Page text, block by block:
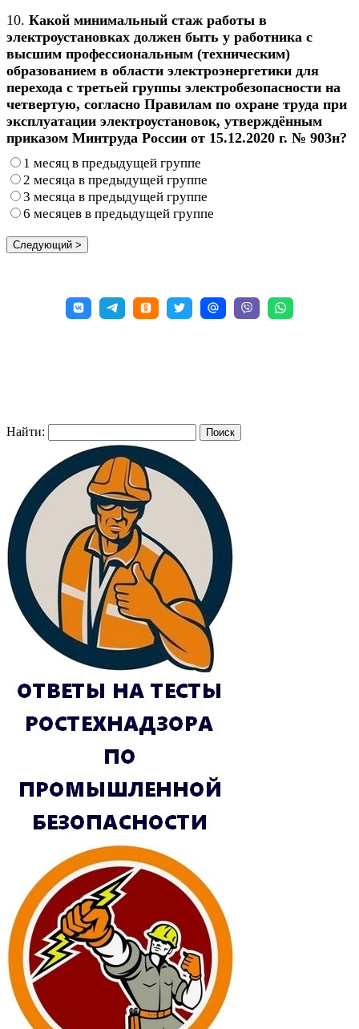
10. Какой минимальный стаж работы в
электроустановках должен быть у работника с
высшим профессиональным (техническим)
образованием в области электроэнергетики для
перехода с третьей группы электробезопасности на
четвертую, согласно Правилам по охране труда при
эксплуатации электроустановок, утверждённым
приказом Минтруда России от 15.12.2020 г. № 903н?
1 месяц в предыдущей группе
2 месяца в предыдущей группе
3 месяца в предыдущей группе
6 месяцев в предыдущей группе
Найти: